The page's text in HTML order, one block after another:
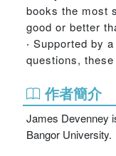
books the most
good or better
‧ Supported by
questions,
作者簡介
James Devenney
Bangor University.